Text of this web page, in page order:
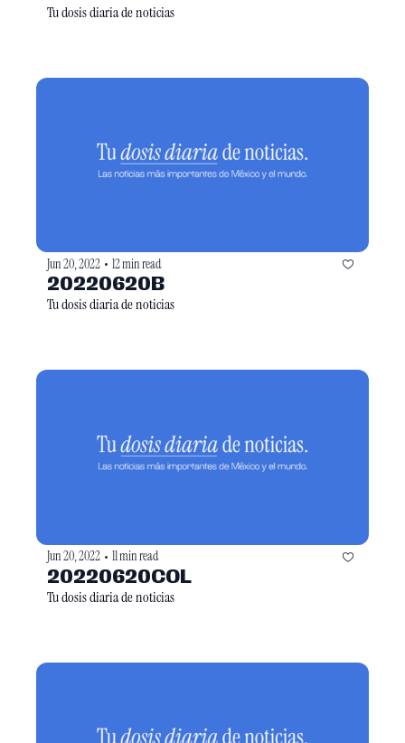
Tu dosis diaria de noticias
Jun 20, 2022 • 12 min read
20220620B
Tu dosis diaria de noticias
Jun 20, 2022 • 11 min read
20220620COL
Tu dosis diaria de noticias